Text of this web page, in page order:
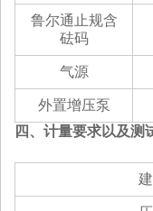
鲁尔通止规含
砝码
气源
外置增压泵
四、计量要求以及测